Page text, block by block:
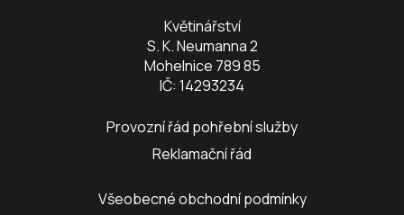
Květinářství
S. K. Neumanna 2
Mohelnice 789 85
IČ: 14293234
Provozní řád pohřební služby
Reklamační řád
Všeobecné obchodní podmínky